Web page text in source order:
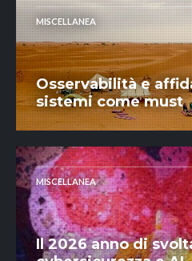
MISCELLANEA
Osservabilità e
sistemi come must
MISCELLANEA
Il 2026 anno di